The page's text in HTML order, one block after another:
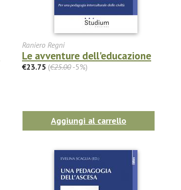
Raniero Regni
Le avventure dell'educazione
€23.75 (€25.00-5%)
Aggiungi al carrello